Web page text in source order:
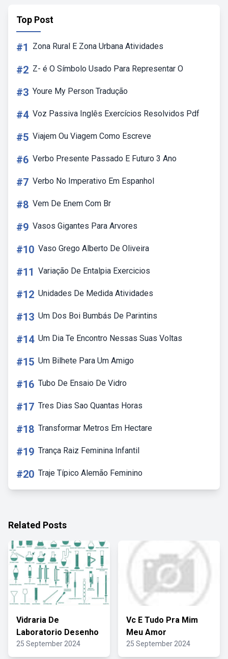
Top Post
#1 Zona Rural E Zona Urbana Atividades
#2 Z- é O Símbolo Usado Para Representar O
#3 Youre My Person Tradução
#4 Voz Passiva Inglês Exercícios Resolvidos Pdf
#5 Viajem Ou Viagem Como Escreve
#6 Verbo Presente Passado E Futuro 3 Ano
#7 Verbo No Imperativo Em Espanhol
#8 Vem De Enem Com Br
#9 Vasos Gigantes Para Arvores
#10 Vaso Grego Alberto De Oliveira
#11 Variação De Entalpia Exercicios
#12 Unidades De Medida Atividades
#13 Um Dos Boi Bumbás De Parintins
#14 Um Dia Te Encontro Nessas Suas Voltas
#15 Um Bilhete Para Um Amigo
#16 Tubo De Ensaio De Vidro
#17 Tres Dias Sao Quantas Horas
#18 Transformar Metros Em Hectare
#19 Trança Raiz Feminina Infantil
#20 Traje Típico Alemão Feminino
Related Posts
Vidraria De
Laboratorio Desenho
25 September 2024
Vc E Tudo Pra Mim
Meu Amor
25 September 2024